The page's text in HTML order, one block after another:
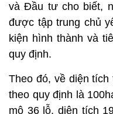
và Đầu tư cho biết,
được tập trung chủ
kiện hình thành và
quy định.
Theo đó, về diện
theo quy định là
mô 36 lỗ, diện tích